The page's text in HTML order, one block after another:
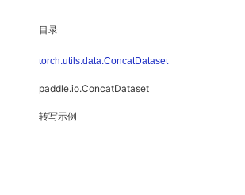
目录
torch.utils.data.ConcatDataset
paddle.io.ConcatDataset
转写示例